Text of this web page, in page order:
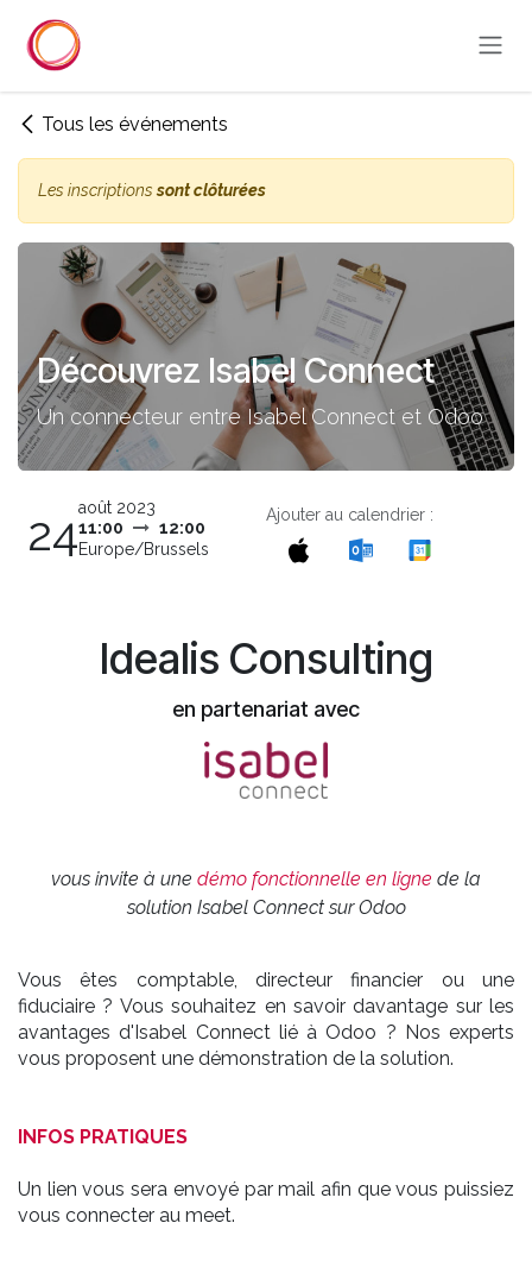
Tous les événements
Les inscriptionssont clôturées
Découvrez Isabel Connect
Un connecteur entre Isabel Connect et Odoo
24août 2023
11:00
12:00
Europe/Brussels
Ajouter au calendrier :
Idealis Consulting
en partenariat avec
vous invite à une démo fonctionnelle en ligne de la
solution Isabel Connect sur Odoo
Vous êtes comptable, directeur financier ou une
fiduciaire ? Vous souhaitez en savoir davantage sur les
avantages d'Isabel Connect lié à Odoo ? Nos experts
vous proposent une démonstration de la solution.
INFOS PRATIQUES
Un lien vous sera envoyé par mail afin que vous puissiez
vous connecter au meet.